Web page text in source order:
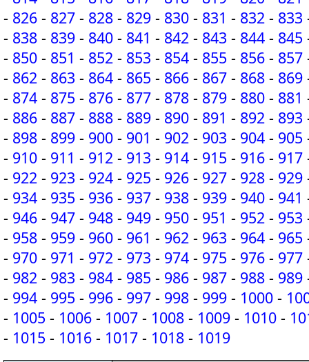
- 826 - 827 - 828 - 829 - 830 - 831 - 832 - 833
- 838 - 839 - 840 - 841 - 842 - 843 - 844 - 845
- 850 - 851 - 852 - 853 - 854 - 855 - 856 - 857
- 862 - 863 - 864 - 865 - 866 - 867 - 868 - 869
- 874 - 875 - 876 - 877 - 878 - 879 - 880 - 881
- 886 - 887 - 888 - 889 - 890 - 891 - 892 - 893
- 898 - 899 - 900 - 901 - 902 - 903 - 904 - 905
- 910 - 911 - 912 - 913 - 914 - 915 - 916 - 917
- 922 - 923 - 924 - 925 - 926 - 927 - 928 - 929
- 934 - 935 - 936 - 937 - 938 - 939 - 940 - 941
- 946 - 947 - 948 - 949 - 950 - 951 - 952 - 953
- 958 - 959 - 960 - 961 - 962 - 963 - 964 - 965
- 970 - 971 - 972 - 973 - 974 - 975 - 976 - 977
- 982 - 983 - 984 - 985 - 986 - 987 - 988 - 989
- 994 - 995 - 996 - 997 - 998 - 999 - 1000 -
- 1005 - 1006 - 1007 - 1008 - 1009 - 1010 -
- 1015 - 1016 - 1017 - 1018 - 1019